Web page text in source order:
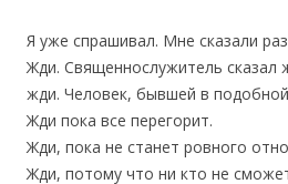
Я уже спрашивал. Мне сказали
Жди. Священнослужитель сказал
жди. Человек, бывшей в
Жди пока все перегорит.
Жди, пока не станет ровного
Жди, потому что ни кто не